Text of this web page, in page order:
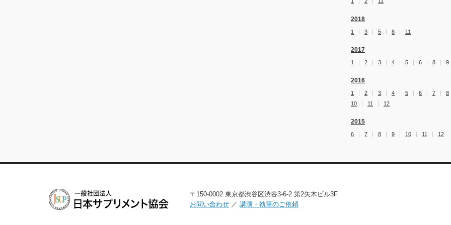
2018
1 3 5 8 11
2017
1 2 3 4 5 6 8 9
2016
1 2 3 4 5 6 7
8
10
11 12
2015
6 7 8 9 10 11 12
〒150-0002 東京都渋谷区渋谷3-6-2 第2矢木ビル3F
お問い合わせ ／ 講演・執筆のご依頼